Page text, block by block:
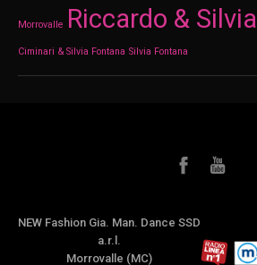
Morrovalle Riccardo & Silvia
Ciminari & Silvia Fontana Silvia Fontana
NEW Fashion Gia. Man. Dance SSD
a.r.l.
Morrovalle (MC)